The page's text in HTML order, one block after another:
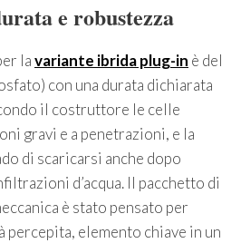
e robustezza
lavariante ibrida plug-in è del
con una durata dichiarata
il costruttore le celle
gravi e a penetrazioni, e la
di scaricarsi anche dopo
d’acqua. Il pacchetto di
è stato pensato per
percepita, elemento chiave in un